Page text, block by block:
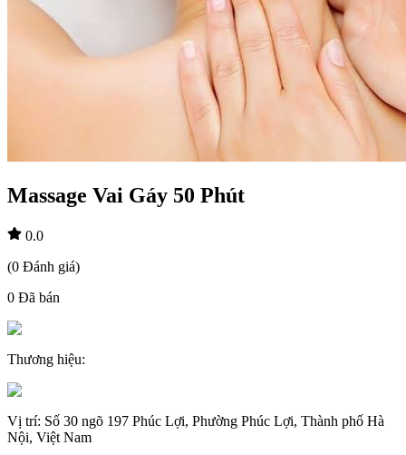
Massage Vai Gáy 50 Phút
0.0
(0 Đánh giá)
0 Đã bán
Thương hiệu:
Vị trí: Số 30 ngõ 197 Phúc Lợi, Phường Phúc Lợi, Thành phố Hà
Nội, Việt Nam